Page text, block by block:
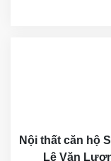
Nội thất căn hộ
Lê Văn